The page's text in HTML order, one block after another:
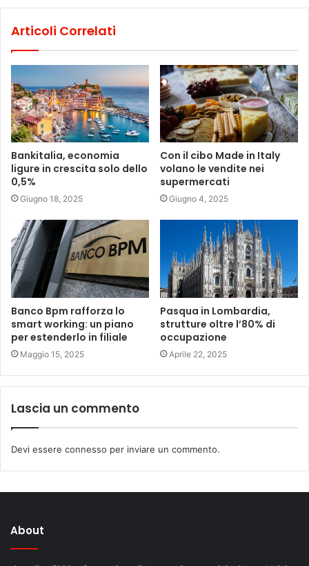
Articoli Correlati
Bankitalia, economia
ligure in crescita solo dello
0,5%
Giugno 18, 2025
Con il cibo Made in Italy
volano le vendite nei
supermercati
Giugno 4, 2025
Banco Bpm rafforza lo
smart working: un piano
per estenderlo in filiale
Maggio 15, 2025
Pasqua in Lombardia,
strutture oltre l’80% di
occupazione
Aprile 22, 2025
Lascia un commento
Devi essere connesso per inviare un commento.
About